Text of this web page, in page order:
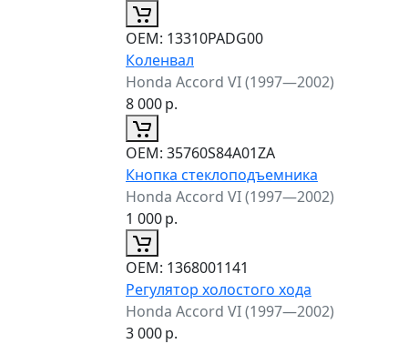
ОЕМ: 13310PADG00
Коленвал
Honda Accord VI (1997—2002)
8 000р.
ОЕМ: 35760S84A01ZA
Кнопка стеклоподъемника
Honda Accord VI (1997—2002)
1 000р.
ОЕМ: 1368001141
Регулятор холостого хода
Honda Accord VI (1997—2002)
3 000р.